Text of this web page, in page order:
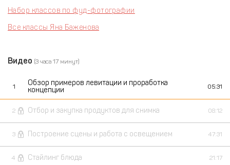
Набор классов по фуд-фотографии
Все классы Яна Баженова
Видео (3 часа 17 минут)
1
Обзор примеров левитации и проработка
концепции
05:31
2 Отбор и закупка продуктов для снимка 08:12
3 Построение сцены и работа с освещением 47:31
4 Стайлинг блюда 21:17